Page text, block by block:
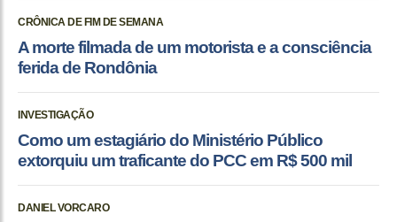
CRÔNICA DE FIM DE SEMANA
A morte filmada de um motorista e a consciência
ferida de Rondônia
INVESTIGAÇÃO
Como um estagiário do Ministério Público
extorquiu um traficante do PCC em R$ 500 mil
DANIEL VORCARO